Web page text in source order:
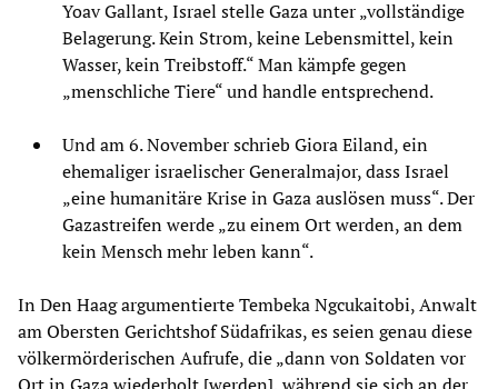
Yoav Gallant, Israel stelle Gaza unter „vollständige
Belagerung. Kein Strom, keine Lebensmittel, kein
Wasser, kein Treibstoff.“ Man kämpfe gegen
„menschliche Tiere“ und handle entsprechend.
Und am 6. November schrieb Giora Eiland, ein
ehemaliger israelischer Generalmajor, dass Israel
„eine humanitäre Krise in Gaza auslösen muss“. Der
Gazastreifen werde „zu einem Ort werden, an dem
kein Mensch mehr leben kann“.
In Den Haag argumentierte Tembeka Ngcukaitobi, Anwalt
am Obersten Gerichtshof Südafrikas, es seien genau diese
völkermörderischen Aufrufe, die „dann von Soldaten vor
Ort in Gaza wiederholt [werden], während sie sich an der